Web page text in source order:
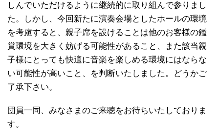
しんでいただけるように継続的に取り組んで参りまし
た。しかし、今回新たに演奏会場としたホールの環境
を考慮すると、親子席を設けることは他のお客様の鑑
賞環境を大きく妨げる可能性があること、また該当親
子様にとっても快適に音楽を楽しめる環境にはならな
い可能性が高いこと、を判断いたしました。どうかご
了承下さい。
団員一同、みなさまのご来聴をお待ちいたしておりま
す。